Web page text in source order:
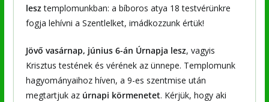
lesztemplomunkban: a bíboros atya 18 testvérünkre
fogja lehívni a Szentlelket, imádkozzunk értük!
Jövő vasárnap, június 6-án Úrnapja lesz, vagyis
Krisztus testének és vérének az ünnepe. Templomunk
hagyományaihoz híven, a 9-es szentmise után
megtartjuk az úrnapi körmenetet. Kérjük, hogy aki